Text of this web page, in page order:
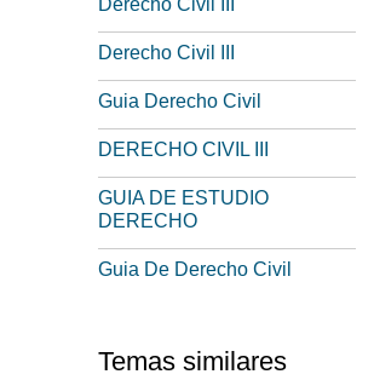
Derecho Civil III
Derecho Civil III
Guia Derecho Civil
DERECHO CIVIL III
GUIA DE ESTUDIO
DERECHO
Guia De Derecho Civil
Temas similares